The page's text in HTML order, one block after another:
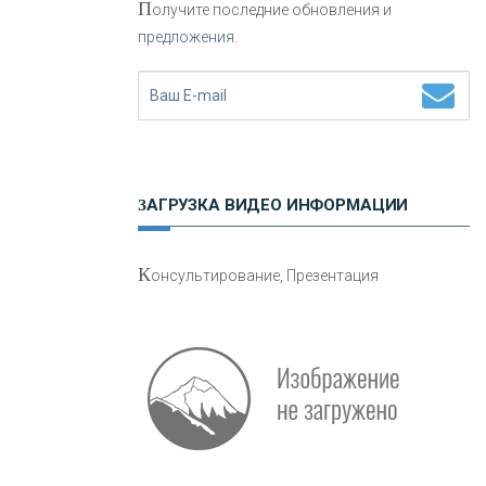
Нетворкинг для предпринимателей
авто
Получите последние обновления и
предложения.
ЗАГРУЗКА ВИДЕО ИНФОРМАЦИИ
Консультирование, Презентация